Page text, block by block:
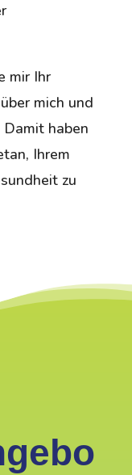
mir Ihr
mich und
haben
Ihrem
zu